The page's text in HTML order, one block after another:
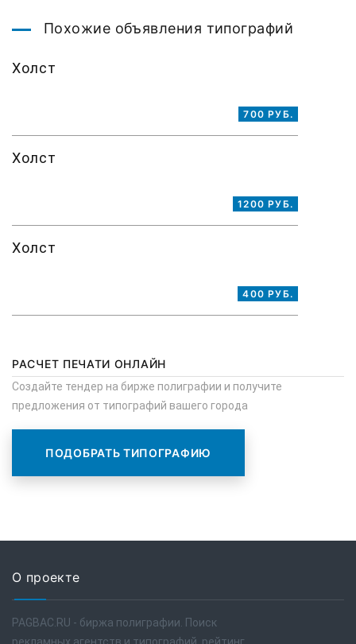
Похожие объявления типографий
Холст
700 РУБ.
Холст
1200 РУБ.
Холст
400 РУБ.
РАСЧЕТ ПЕЧАТИ ОНЛАЙН
Создайте тендер на бирже полиграфии и получите
предложения от типографий вашего города
ПОДОБРАТЬ ТИПОГРАФИЮ
О проекте
PAGBAC.RU - биржа полиграфии. Поиск